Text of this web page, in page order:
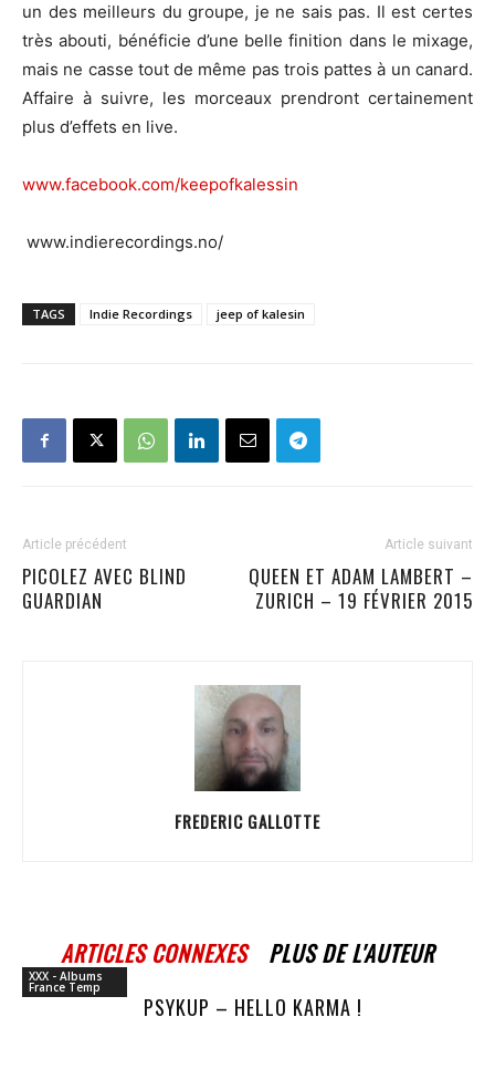
un des meilleurs du groupe, je ne sais pas. Il est certes
très abouti, bénéficie d’une belle finition dans le mixage,
mais ne casse tout de même pas trois pattes à un canard.
Affaire à suivre, les morceaux prendront certainement
plus d’effets en live.
www.facebook.com/keepofkalessin
www.indierecordings.no/
TAGS Indie Recordings jeep of kalesin
Article précédent
PICOLEZ AVEC BLIND
GUARDIAN
Article suivant
QUEEN ET ADAM LAMBERT –
ZURICH – 19 FÉVRIER 2015
FREDERIC GALLOTTE
ARTICLES CONNEXES PLUS DE L'AUTEUR
XXX - Albums
France Temp
PSYKUP – HELLO KARMA !